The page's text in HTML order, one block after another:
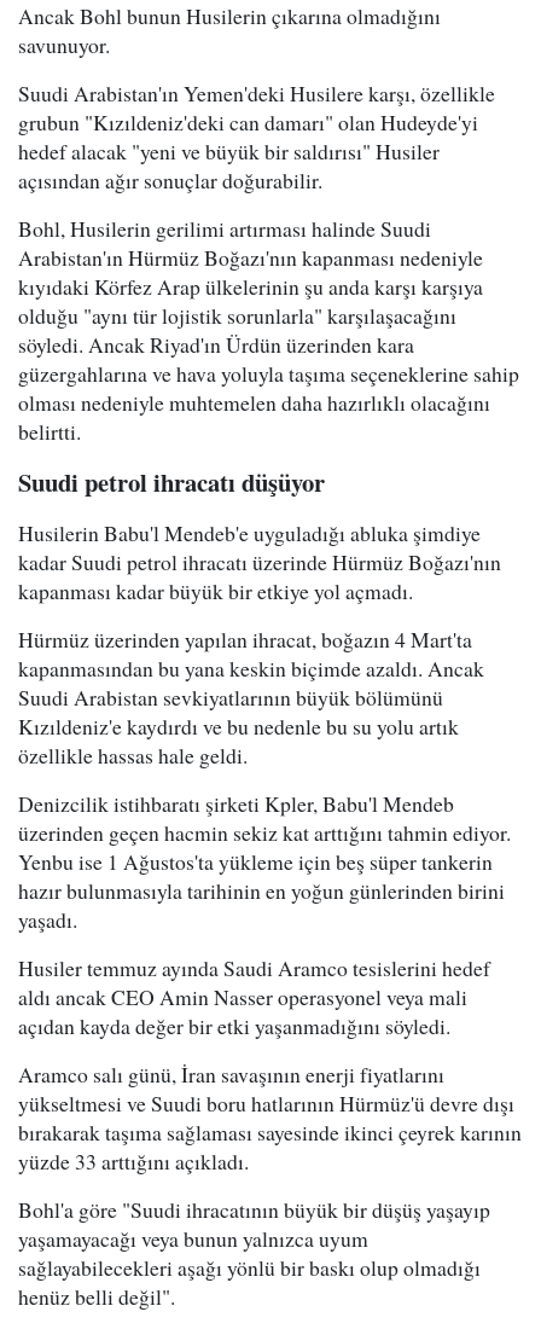
Ancak Bohl bunun Husilerin çıkarına olmadığını
savunuyor.
Suudi Arabistan'ın Yemen'deki Husilere karşı, özellikle
grubun "Kızıldeniz'deki can damarı" olan Hudeyde'yi
hedef alacak "yeni ve büyük bir saldırısı" Husiler
açısından ağır sonuçlar doğurabilir.
Bohl, Husilerin gerilimi artırması halinde Suudi
Arabistan'ın Hürmüz Boğazı'nın kapanması nedeniyle
kıyıdaki Körfez Arap ülkelerinin şu anda karşı karşıya
olduğu "aynı tür lojistik sorunlarla" karşılaşacağını
söyledi. Ancak Riyad'ın Ürdün üzerinden kara
güzergahlarına ve hava yoluyla taşıma seçeneklerine sahip
olması nedeniyle muhtemelen daha hazırlıklı olacağını
belirtti.
Suudi petrol ihracatı düşüyor
Husilerin Babu'l Mendeb'e uyguladığı abluka şimdiye
kadar Suudi petrol ihracatı üzerinde Hürmüz Boğazı'nın
kapanması kadar büyük bir etkiye yol açmadı.
Hürmüz üzerinden yapılan ihracat, boğazın 4 Mart'ta
kapanmasından bu yana keskin biçimde azaldı. Ancak
Suudi Arabistan sevkiyatlarının büyük bölümünü
Kızıldeniz'e kaydırdı ve bu nedenle bu su yolu artık
özellikle hassas hale geldi.
Denizcilik istihbaratı şirketi Kpler, Babu'l Mendeb
üzerinden geçen hacmin sekiz kat arttığını tahmin ediyor.
Yenbu ise 1 Ağustos'ta yükleme için beş süper tankerin
hazır bulunmasıyla tarihinin en yoğun günlerinden birini
yaşadı.
Husiler temmuz ayında Saudi Aramco tesislerini hedef
aldı ancak CEO Amin Nasser operasyonel veya mali
açıdan kayda değer bir etki yaşanmadığını söyledi.
Aramco salı günü, İran savaşının enerji fiyatlarını
yükseltmesi ve Suudi boru hatlarının Hürmüz'ü devre dışı
bırakarak taşıma sağlaması sayesinde ikinci çeyrek karının
yüzde 33 arttığını açıkladı.
Bohl'a göre "Suudi ihracatının büyük bir düşüş yaşayıp
yaşamayacağı veya bunun yalnızca uyum
sağlayabilecekleri aşağı yönlü bir baskı olup olmadığı
henüz belli değil".